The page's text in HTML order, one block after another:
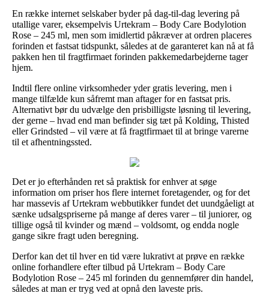
En række internet selskaber byder på dag-til-dag levering på
utallige varer, eksempelvis Urtekram – Body Care Bodylotion
Rose – 245 ml, men som imidlertid påkræver at ordren placeres
forinden et fastsat tidspunkt, således at de garanteret kan nå at få
pakken hen til fragtfirmaet forinden pakkemedarbejderne tager
hjem.
Indtil flere online virksomheder yder gratis levering, men i
mange tilfælde kun såfremt man aftager for en fastsat pris.
Alternativt bør du udvælge den prisbilligste løsning til levering,
der gerne – hvad end man befinder sig tæt på Kolding, Thisted
eller Grindsted – vil være at få fragtfirmaet til at bringe varerne
til et afhentningssted.
Det er jo efterhånden ret så praktisk for enhver at søge
information om priser hos flere internet foretagender, og for det
har massevis af Urtekram webbutikker fundet det uundgåeligt at
sænke udsalgspriserne på mange af deres varer – til juniorer, og
tillige også til kvinder og mænd – voldsomt, og endda nogle
gange sikre fragt uden beregning.
Derfor kan det til hver en tid være lukrativt at prøve en række
online forhandlere efter tilbud på Urtekram – Body Care
Bodylotion Rose – 245 ml forinden du gennemfører din handel,
således at man er tryg ved at opnå den laveste pris.